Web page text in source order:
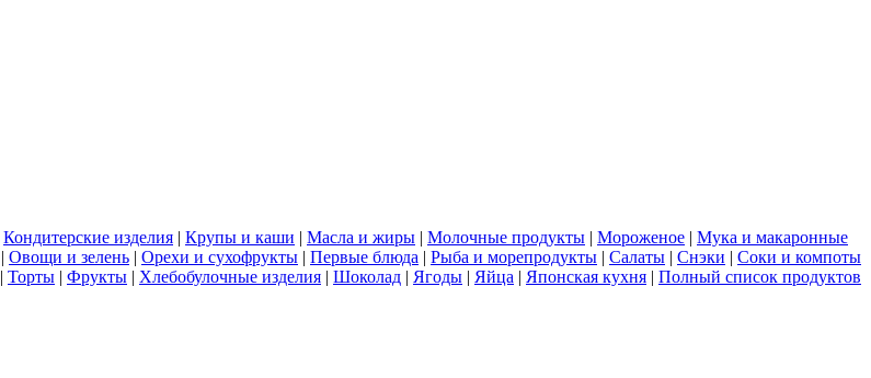
Кондитерские изделия | Крупы и каши | Масла и жиры | Молочные продукты | Мороженое | Мука и макаронные
| Овощи и зелень | Орехи и сухофрукты | Первые блюда | Рыба и морепродукты | Салаты | Снэки | Соки и компоты
| Торты | Фрукты | Хлебобулочные изделия | Шоколад | Ягоды | Яйца | Японская кухня | Полный список продуктов